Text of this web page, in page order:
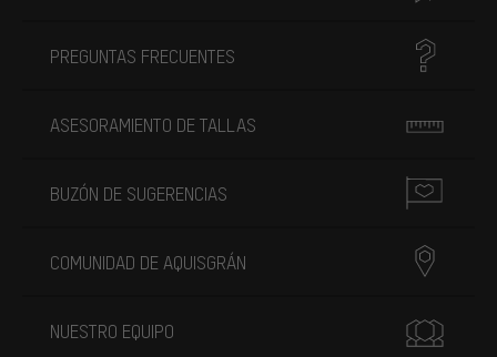
PREGUNTAS FRECUENTES
ASESORAMIENTO DE TALLAS
BUZÓN DE SUGERENCIAS
COMUNIDAD DE AQUISGRÁN
NUESTRO EQUIPO